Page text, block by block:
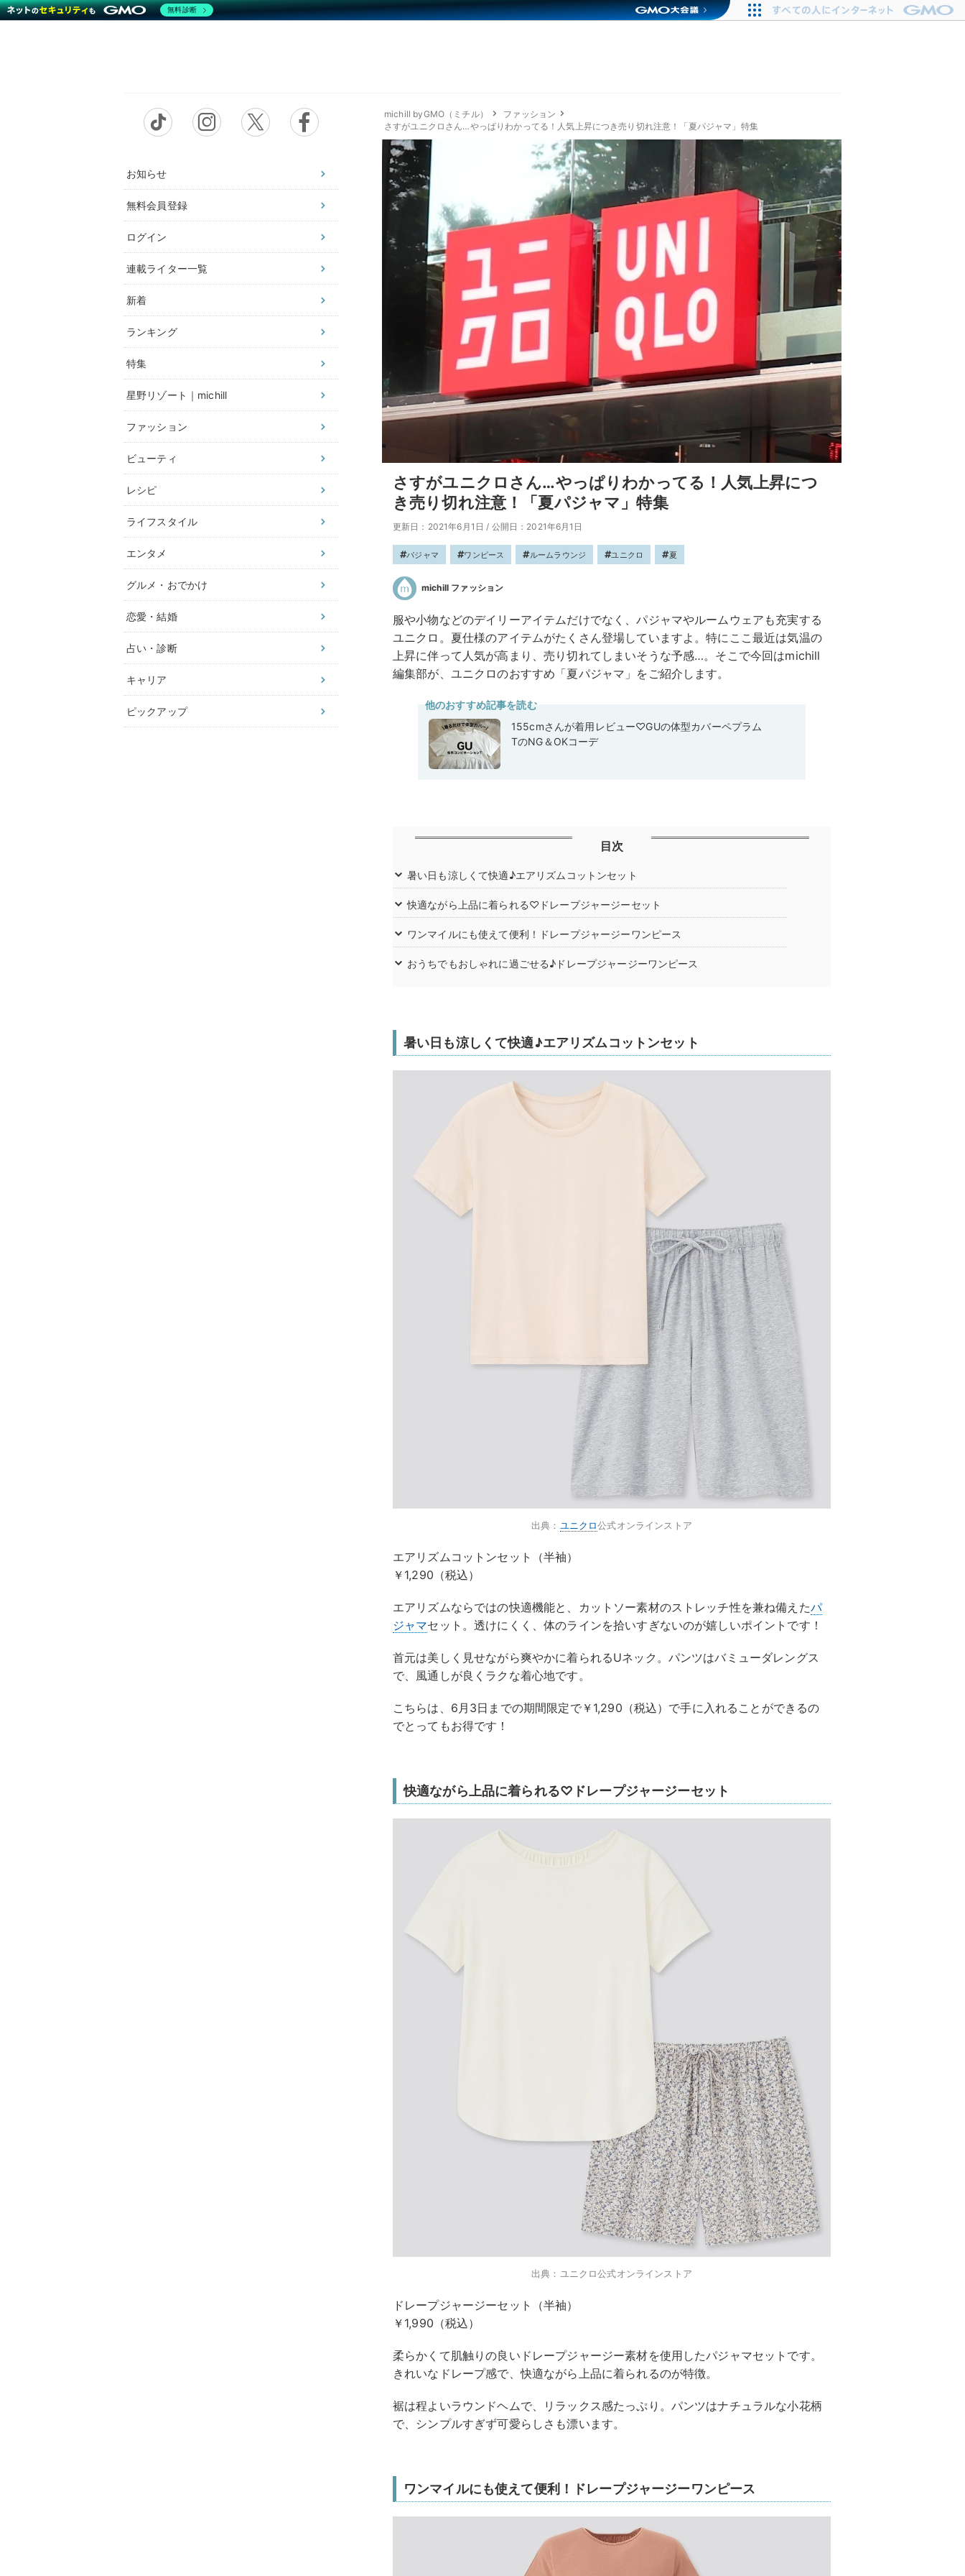
お知らせ
無料会員登録
ログイン
連載ライター一覧
新着
ランキング
特集
星野リゾート｜michill
ファッション
ビューティ
レシピ
ライフスタイル
エンタメ
グルメ・おでかけ
恋愛・結婚
占い・診断
キャリア
ピックアップ
michill byGMO（ミチル）
ファッション
さすがユニクロさん…やっぱりわかってる！人気上昇につき売り切れ注意！「夏パジャマ」特集
さすがユニクロさん…やっぱりわかってる！人気上昇につ
き売り切れ注意！「夏パジャマ」特集
更新日：2021年6月1日 / 公開日：2021年6月1日
パジャマ ワンピース ルームラウンジ ユニクロ 夏
michill ファッション
服や小物などのデイリーアイテムだけでなく、パジャマやルームウェアも充実する
ユニクロ。夏仕様のアイテムがたくさん登場していますよ。特にここ最近は気温の
上昇に伴って人気が高まり、売り切れてしまいそうな予感…。そこで今回はmichill
編集部が、ユニクロのおすすめ「夏パジャマ」をご紹介します。
他のおすすめ記事を読む
155cmさんが着用レビュー♡GUの体型カバーペプラム
TのNG＆OKコーデ
目次
暑い日も涼しくて快適♪エアリズムコットンセット
快適ながら上品に着られる♡ドレープジャージーセット
ワンマイルにも使えて便利！ドレープジャージーワンピース
おうちでもおしゃれに過ごせる♪ドレープジャージーワンピース
暑い日も涼しくて快適♪エアリズムコットンセット
出典： ユニクロ公式オンラインストア
エアリズムコットンセット（半袖）
￥1,290（税込）
エアリズムならではの快適機能と、カットソー素材のストレッチ性を兼ね備えたパ
ジャマセット。透けにくく、体のラインを拾いすぎないのが嬉しいポイントです！
首元は美しく見せながら爽やかに着られるUネック。パンツはバミューダレングス
で、風通しが良くラクな着心地です。
こちらは、6月3日までの期間限定で￥1,290（税込）で手に入れることができるの
でとってもお得です！
快適ながら上品に着られる♡ドレープジャージーセット
出典：ユニクロ公式オンラインストア
ドレープジャージーセット（半袖）
￥1,990（税込）
柔らかくて肌触りの良いドレープジャージー素材を使用したパジャマセットです。
きれいなドレープ感で、快適ながら上品に着られるのが特徴。
裾は程よいラウンドヘムで、リラックス感たっぷり。パンツはナチュラルな小花柄
で、シンプルすぎず可愛らしさも漂います。
ワンマイルにも使えて便利！ドレープジャージーワンピース
無料診断